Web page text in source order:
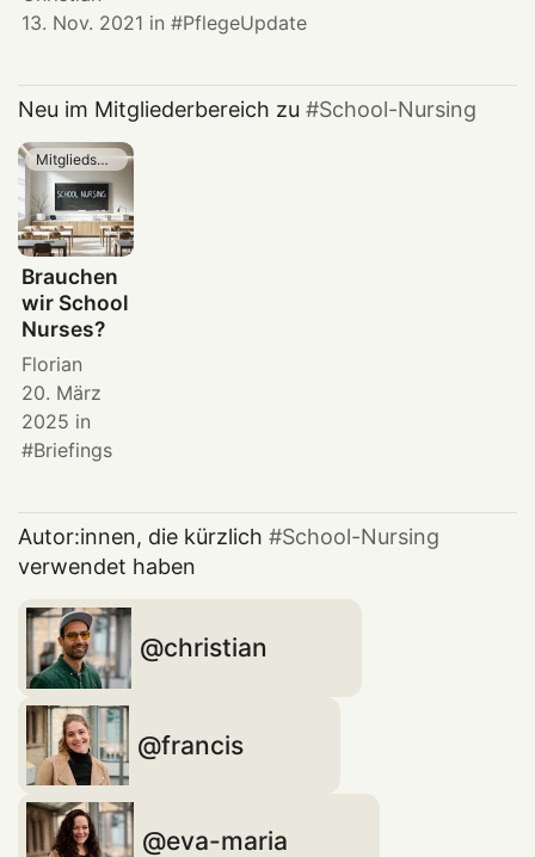
13. Nov. 2021 in PflegeUpdate
Neu im Mitgliederbereich zu School-Nursing
Mitgliedschaft
Brauchen
wir School
Nurses?
Florian
20. März
2025 in
Briefings
Autor:innen, die kürzlich School-Nursing
verwendet haben
christian
francis
eva-maria